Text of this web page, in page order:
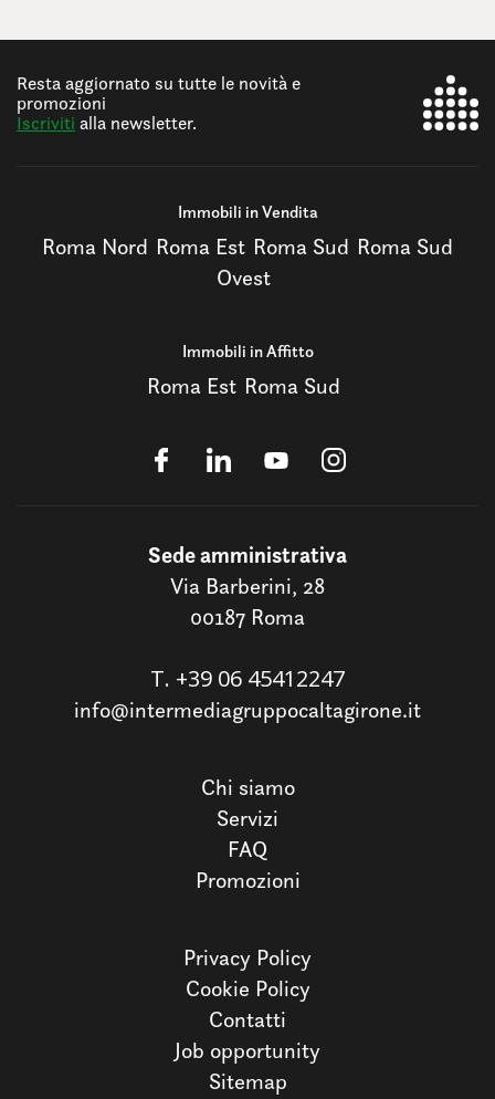
Resta aggiornato su tutte le novità e
promozioni
Iscriviti alla newsletter.
Immobili in Vendita
Roma Nord Roma Est Roma Sud Roma Sud
Ovest
Immobili in Affitto
Roma Est Roma Sud
Sede amministrativa
Via Barberini, 28
00187 Roma
T. +39 06 45412247
info@intermediagruppocaltagirone.it
Chi siamo
Servizi
FAQ
Promozioni
Privacy Policy
Cookie Policy
Contatti
Job opportunity
Sitemap